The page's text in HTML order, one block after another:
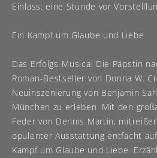
Einlass: eine Stunde vor
Ein Kampf um Glaube und Liebe
Das Erfolgs-Musical Die Päpstin
Roman-Bestseller von Donna W.
Neuinszenierung von Benjamin
München zu erleben. Mit den
Feder von Dennis Martin,
opulenter Ausstattung entfacht
Kampf um Glaube und Liebe.